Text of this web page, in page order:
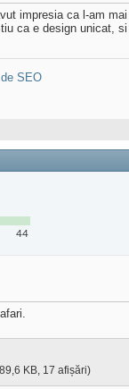
impresia ca l-am
ca e design unicat,
SEO
44
KB, 17 afișări)